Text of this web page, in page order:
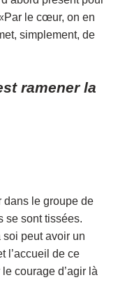
le cœur, on en
simplement, de
ramener la
dans le groupe de
se sont tissées.
soi peut avoir un
l’accueil de ce
courage d’agir là